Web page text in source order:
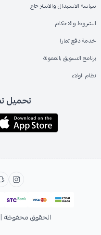
سياسة الاستبدال والاسترجاع
الشروط والاحكام
خدمة دفع تمارا
برنامج التسويق بالعمولة
نظام الولاء
تحميل
الحقوق محفوظة |